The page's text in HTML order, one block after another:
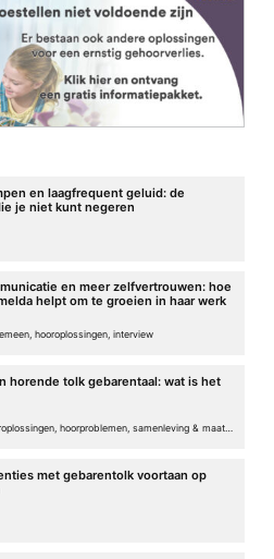
en laagfrequent geluid: de
je niet kunt negeren
en meer zelfvertrouwen: hoe
helpt om te groeien in haar werk
hooroplossingen, interview
horende tolk gebarentaal: wat is het
algemeen, hooroplossingen, hoorproblemen, samenleving & maatschappij
met gebarentolk voortaan op